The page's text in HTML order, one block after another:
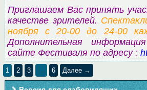
Приглашаем Вас принять
качестве зрителей.
ноября с 20-00 до 24-00
Дополнительная
сайте Фестиваля по адресу :
1 2 3 … 6 Далее →